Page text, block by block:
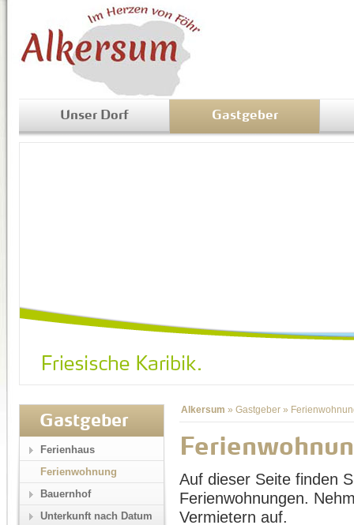
Unser Dorf Gastgeber
Alkersum » Gastgeber »
Auf dieser Seite finden
Ferienwohnungen.
Vermietern auf.
Gastgeber
Ferienhaus
Ferienwohnung
Bauernhof
Unterkunft nach Datum